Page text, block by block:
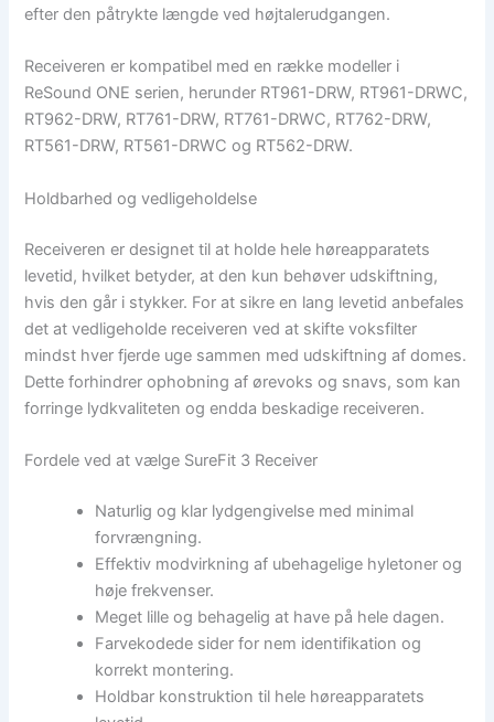
efter den påtrykte længde ved højtalerudgangen.
Receiveren er kompatibel med en række modeller i
ReSound ONE serien, herunder RT961-DRW, RT961-DRWC,
RT962-DRW, RT761-DRW, RT761-DRWC, RT762-DRW,
RT561-DRW, RT561-DRWC og RT562-DRW.
Holdbarhed og vedligeholdelse
Receiveren er designet til at holde hele høreapparatets
levetid, hvilket betyder, at den kun behøver udskiftning,
hvis den går i stykker. For at sikre en lang levetid anbefales
det at vedligeholde receiveren ved at skifte voksfilter
mindst hver fjerde uge sammen med udskiftning af domes.
Dette forhindrer ophobning af ørevoks og snavs, som kan
forringe lydkvaliteten og endda beskadige receiveren.
Fordele ved at vælge SureFit 3 Receiver
Naturlig og klar lydgengivelse med minimal
forvrængning.
Effektiv modvirkning af ubehagelige hyletoner og
høje frekvenser.
Meget lille og behagelig at have på hele dagen.
Farvekodede sider for nem identifikation og
korrekt montering.
Holdbar konstruktion til hele høreapparatets